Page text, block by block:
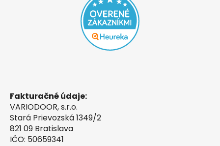
Fakturačné údaje:
VARIODOOR, s.r.o.
Stará Prievozská 1349/2
821 09 Bratislava
IČO: 50659341